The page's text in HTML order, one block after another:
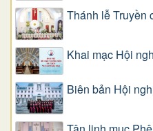
Thánh lễ Truyền
Khai mạc Hội
Biên bản Hội